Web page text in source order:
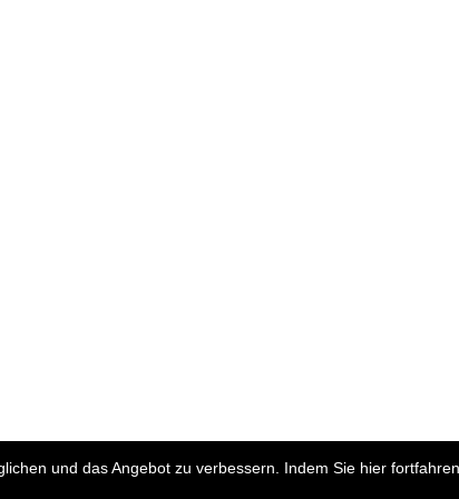
und das Angebot zu verbessern. Indem Sie hier